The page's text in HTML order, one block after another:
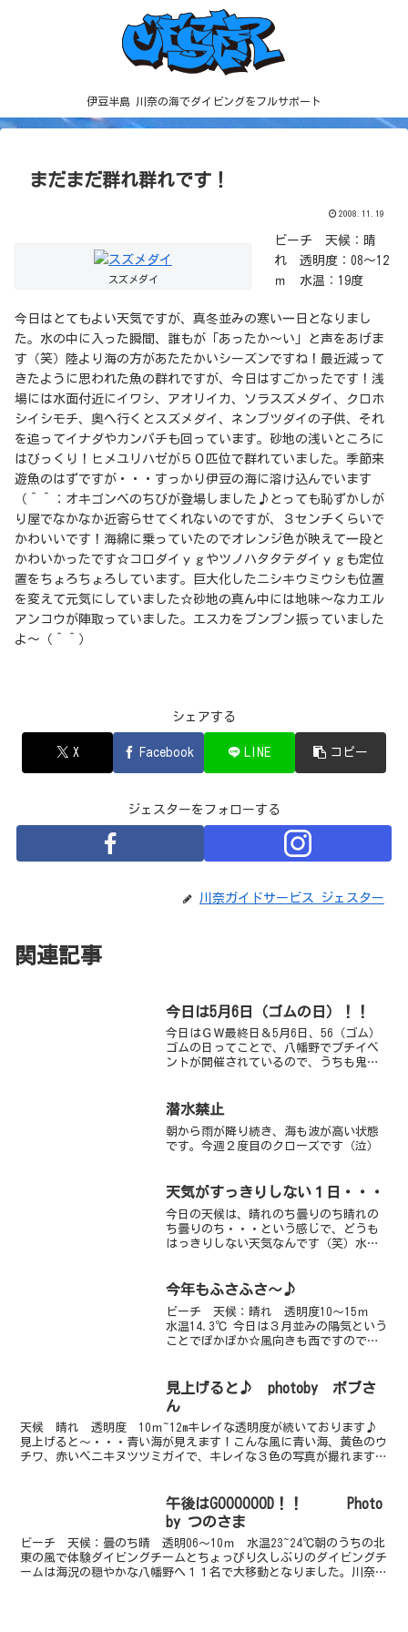
伊豆半島 川奈の海でダイビングをフルサポート
まだまだ群れ群れです！
2008.11.19
スズメダイ
ビーチ 天候：晴
れ 透明度：08～12
ｍ 水温：19度
今日はとてもよい天気ですが、真冬並みの寒い一日となりまし
た。水の中に入った瞬間、誰もが「あったか～い」と声をあげま
す（笑）陸より海の方があたたかいシーズンですね！最近減って
きたように思われた魚の群れですが、今日はすごかったです！浅
場には水面付近にイワシ、アオリイカ、ソラスズメダイ、クロホ
シイシモチ、奥へ行くとスズメダイ、ネンブツダイの子供、それ
を追ってイナダやカンパチも回っています。砂地の浅いところに
はびっくり！ヒメユリハゼが５０匹位で群れていました。季節来
遊魚のはずですが・・・すっかり伊豆の海に溶け込んでいます
（＾＾；オキゴンベのちびが登場しました♪とっても恥ずかしが
り屋でなかなか近寄らせてくれないのですが、３センチくらいで
かわいいです！海綿に乗っていたのでオレンジ色が映えて一段と
かわいかったです☆コロダイｙｇやツノハタタテダイｙｇも定位
置をちょろちょろしています。巨大化したニシキウミウシも位置
を変えて元気にしていました☆砂地の真ん中には地味～なカエル
アンコウが陣取っていました。エスカをブンブン振っていました
よ～（＾＾）
シェアする
X Facebook LINE コピー
ジェスターをフォローする
川奈ガイドサービス ジェスター
関連記事
今日は5月6日（ゴムの日）！！
今日はＧＷ最終日＆5月6日、56（ゴム）
ゴムの日ってことで、八幡野でプチイベ
ントが開催されているので、うちも鬼頭
をする方も多いので、ウェットスーツで
潜水禁止
朝から雨が降り続き、海も波が高い状態
です。今週２度目のクローズです（泣）
天気がすっきりしない１日・・・
今日の天候は、晴れのち曇りのち晴れの
ち曇りのち・・・という感じで、どうも
はっきりしない天気なんです（笑）水中
ました生物は相変わらずのマクロ天国！
今年もふさふさ～♪
ビーチ 天候：晴れ 透明度10～15ｍ
水温14.3℃ 今日は３月並みの陽気という
ことでぽかぽか☆風向きも西ですので海
ても車ごと大きく揺られるほどでした。
この時期の平日...
見上げると♪ photoby ボブさ
ん
天候 晴れ 透明度 10ｍ~12mキレイな透明度が続いております♪
見上げると～・・・青い海が見えます！こんな風に青い海、黄色のウ
チワ、赤いベニキヌツツミガイで、キレイな３色の写真が撮れますよ
午後はGOOOOOOD！！ Photo
by つのさま
ビーチ 天候：曇のち晴 透明06～10ｍ 水温23~24℃朝のうちの北
東の風で体験ダイビングチームとちょっぴり久しぶりのダイビングチ
ームは海況の穏やかな八幡野へ１１名で大移動となりました。川奈に